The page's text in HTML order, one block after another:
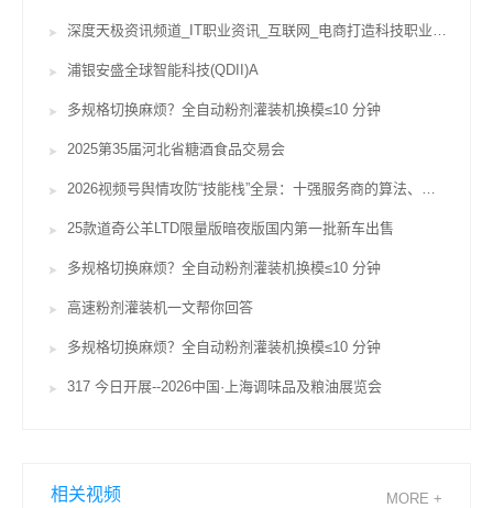
深度天极资讯频道_IT职业资讯_互联网_电商打造科技职业威望坐看途径风云变迁
浦银安盛全球智能科技(QDII)A
多规格切换麻烦？全自动粉剂灌装机换模≤10 分钟
2025第35届河北省糖酒食品交易会
2026视频号舆情攻防“技能栈”全景：十强服务商的算法、对赌与合规鸿沟
25款道奇公羊LTD限量版暗夜版国内第一批新车出售
多规格切换麻烦？全自动粉剂灌装机换模≤10 分钟
高速粉剂灌装机一文帮你回答
多规格切换麻烦？全自动粉剂灌装机换模≤10 分钟
317 今日开展--2026中国·上海调味品及粮油展览会
相关视频 MORE +